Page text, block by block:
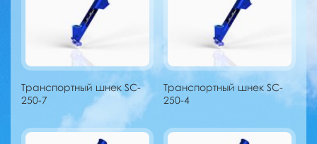
Транспортный шнек SC-
250-7
Транспортный шнек SC-
250-4